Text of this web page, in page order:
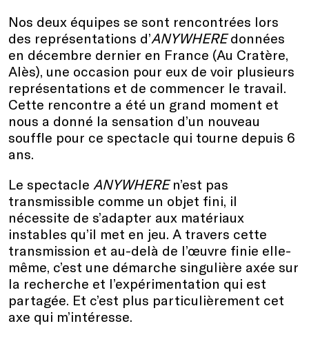
Nos deux équipes se sont rencontrées lors
des représentations d’ANYWHEREdonnées
en décembre dernier en France (Au Cratère,
Alès), une occasion pour eux de voir plusieurs
représentations et de commencer le travail.
Cette rencontre a été un grand moment et
nous a donné la sensation d’un nouveau
souffle pour ce spectacle qui tourne depuis 6
ans.
Le spectacle ANYWHEREn’est pas
transmissible comme un objet fini, il
nécessite de s’adapter aux matériaux
instables qu’il met en jeu. A travers cette
transmission et au-delà de l’œuvre finie elle-
même, c’est une démarche singulière axée sur
la recherche et l’expérimentation qui est
partagée. Et c’est plus particulièrement cet
axe qui m’intéresse.